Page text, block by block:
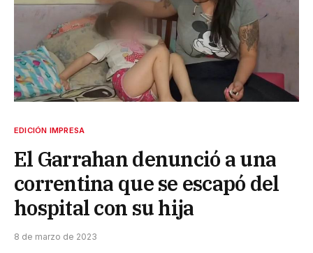
EDICIÓN IMPRESA
El Garrahan denunció a una
correntina que se escapó del
hospital con su hija
8 de marzo de 2023